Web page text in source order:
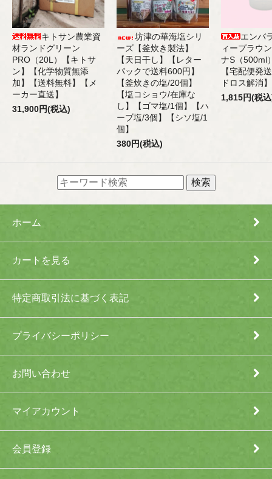
キトサン農業資
材ランドグリーン
PRO（20L）【キトサ
ン】【化学物質無添
加】【送料無料】【メ
ーカー直送】
31,900円(税込)
坊津の華海塩シリ
ーズ【釜炊き製法】
【天日干し】【レター
パックで送料600円】
【釜炊きの塩/20個】
【塩コショウ/在庫な
し】【ゴマ塩/1個】【ハ
ーブ塩/3個】【シソ塩/1
個】
380円(税込)
エンバ
ィープラウ
ナS（
【宅配便発
ドロス解消】
1,815円(税
ホーム
カートを見る
特定商取引法に基づく表記
プライバシーポリシー
お問い合わせ
マイアカウント
会員登録